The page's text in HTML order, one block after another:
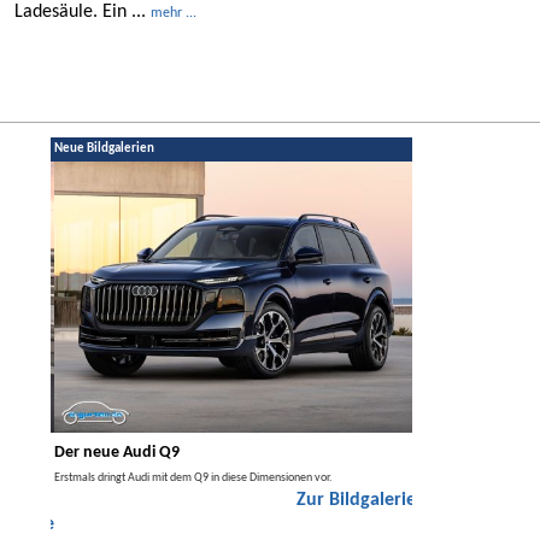
Ladesäule. Ein ... mehr ...
Neue Bildgalerien
Der neue Audi Q9
Erstmals dringt Audi mit dem Q9 in diese Dimensionen vor.
Zur Bildgalerie